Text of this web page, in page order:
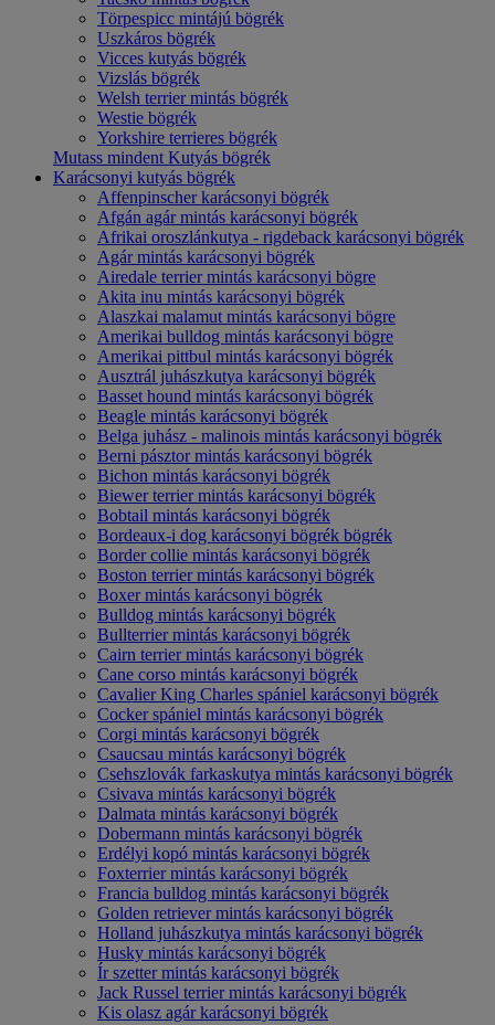
Törpespicc mintájú bögrék
Uszkáros bögrék
Vicces kutyás bögrék
Vizslás bögrék
Welsh terrier mintás bögrék
Westie bögrék
Yorkshire terrieres bögrék
Mutass mindent Kutyás bögrék
Karácsonyi kutyás bögrék
Affenpinscher karácsonyi bögrék
Afgán agár mintás karácsonyi bögrék
Afrikai oroszlánkutya - rigdeback karácsonyi bögrék
Agár mintás karácsonyi bögrék
Airedale terrier mintás karácsonyi bögre
Akita inu mintás karácsonyi bögrék
Alaszkai malamut mintás karácsonyi bögre
Amerikai bulldog mintás karácsonyi bögre
Amerikai pittbul mintás karácsonyi bögrék
Ausztrál juhászkutya karácsonyi bögrék
Basset hound mintás karácsonyi bögrék
Beagle mintás karácsonyi bögrék
Belga juhász - malinois mintás karácsonyi bögrék
Berni pásztor mintás karácsonyi bögrék
Bichon mintás karácsonyi bögrék
Biewer terrier mintás karácsonyi bögrék
Bobtail mintás karácsonyi bögrék
Bordeaux-i dog karácsonyi bögrék bögrék
Border collie mintás karácsonyi bögrék
Boston terrier mintás karácsonyi bögrék
Boxer mintás karácsonyi bögrék
Bulldog mintás karácsonyi bögrék
Bullterrier mintás karácsonyi bögrék
Cairn terrier mintás karácsonyi bögrék
Cane corso mintás karácsonyi bögrék
Cavalier King Charles spániel karácsonyi bögrék
Cocker spániel mintás karácsonyi bögrék
Corgi mintás karácsonyi bögrék
Csaucsau mintás karácsonyi bögrék
Csehszlovák farkaskutya mintás karácsonyi bögrék
Csivava mintás karácsonyi bögrék
Dalmata mintás karácsonyi bögrék
Dobermann mintás karácsonyi bögrék
Erdélyi kopó mintás karácsonyi bögrék
Foxterrier mintás karácsonyi bögrék
Francia bulldog mintás karácsonyi bögrék
Golden retriever mintás karácsonyi bögrék
Holland juhászkutya mintás karácsonyi bögrék
Husky mintás karácsonyi bögrék
Ír szetter mintás karácsonyi bögrék
Jack Russel terrier mintás karácsonyi bögrék
Kis olasz agár karácsonyi bögrék